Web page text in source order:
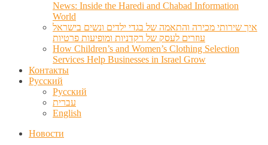
News: Inside the Haredi and Chabad Information
World
איך שירותי מכירה והתאמה של בגדי ילדים ונשים בישראל
עוזרים לעסק של רקדניות ומופיעות פרטיות
How Children’s and Women’s Clothing Selection
Services Help Businesses in Israel Grow
Контакты
Русский
Русский
עברית
English
Новости